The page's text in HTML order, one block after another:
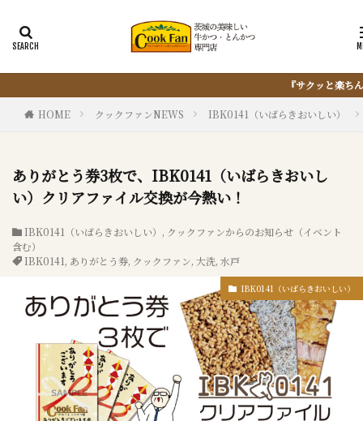
『サクッと楽ちん冷凍とんかつ』は、仕込まない・揚げない・
HOME クックファンNEWS IBK0141（いばらきおいしい）
ありがとう券3枚で、IBK0141（いばらきおいし
い）クリアファイル交換が今熱い！
IBK0141（いばらきおいしい） , クックファンからのお知らせ（イベント
含む）
IBK0141, ありがとう券, クックファン, 大洗, 水戸
IBK0141（いばらきおいしい）